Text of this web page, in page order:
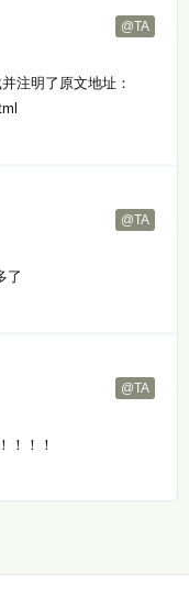
@TA
注明了原文地址：
@TA
了
@TA
！！！